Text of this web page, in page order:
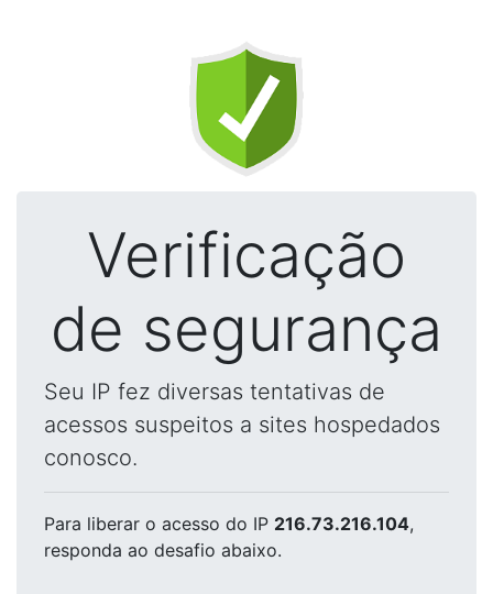
Verificação
de segurança
Seu IP fez diversas tentativas de
acessos suspeitos a sites hospedados
conosco.
Para liberar o acesso do IP 216.73.216.104,
responda ao desafio abaixo.